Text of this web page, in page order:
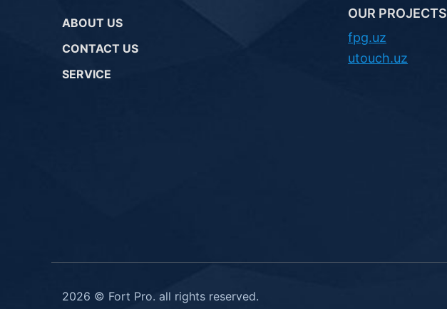
ABOUT US
CONTACT US
SERVICE
OUR PROJECTS
fpg.uz
utouch.uz
2026 © Fort Pro. all rights reserved.